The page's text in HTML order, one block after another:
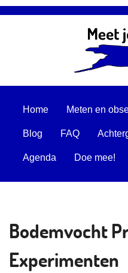
Home Meten en
Blog FAQ
Agenda Doe mee!
Bodemvocht
Experimenten